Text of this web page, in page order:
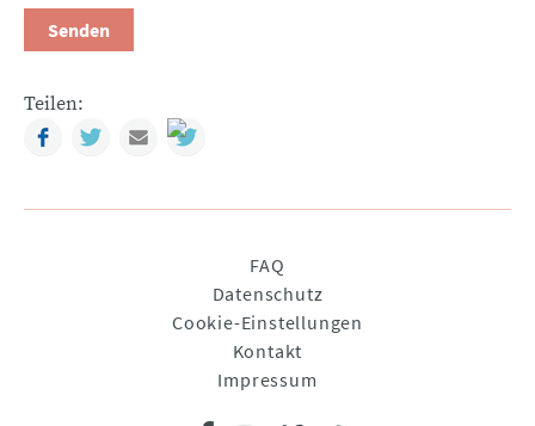
Senden
Teilen:
FacebookTwitterMail
FAQ
Datenschutz
Cookie-Einstellungen
Kontakt
Impressum